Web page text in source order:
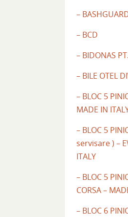
–
– BCD
– BIDONAS
– BILE OTEL
– BLOC 5
MADE IN
– BLOC 5
servisare ) –
ITALY
– BLOC 5
CORSA –
– BLOC 6